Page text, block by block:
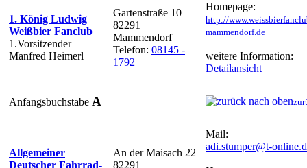
1. König Ludwig
Weißbier Fanclub
1.Vorsitzender
Manfred Heimerl
Gartenstraße 10
82291
Mammendorf
Telefon: 08145 -
1792
Homepage:
http://
mammendorf.de
weitere Information:
Detailansicht
Anfangsbuchstabe A
Allgemeiner
Deutscher Fahrrad-
An der Maisach 22
82291
Mail:
adi.stumper@t-